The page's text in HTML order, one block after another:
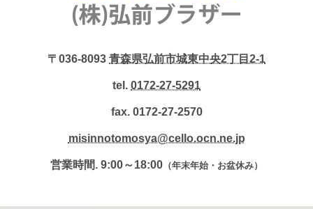
〒036-8093 青森県弘前市城東中央2丁目2-1
tel. 0172-27-5291
fax. 0172-27-2570
misinnotomosya@cello.ocn.ne.jp
営業時間. 9:00～18:00 （年末年始・お盆休み）